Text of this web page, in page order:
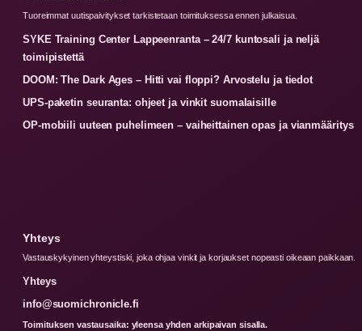
Tuoreimmat uutispaivitykset tarkistetaan toimituksessa ennen julkaisua.
SYKE Training Center Lappeenranta – 24/7 kuntosali ja neljä
toimipistettä
DOOM: The Dark Ages – Hitti vai floppi? Arvostelu ja tiedot
UPS-paketin seuranta: ohjeet ja vinkit suomalaisille
OP-mobiili uuteen puhelimeen – vaiheittainen opas ja vianmääritys
Yhteys
Vastauskykyinen yhteystiski, joka ohjaa vinkit ja korjaukset nopeasti oikeaan paikkaan.
Yhteys
info@suomichronicle.fi
Toimituksen vastausaika: yleensa yhden arkipaivan sisalla.